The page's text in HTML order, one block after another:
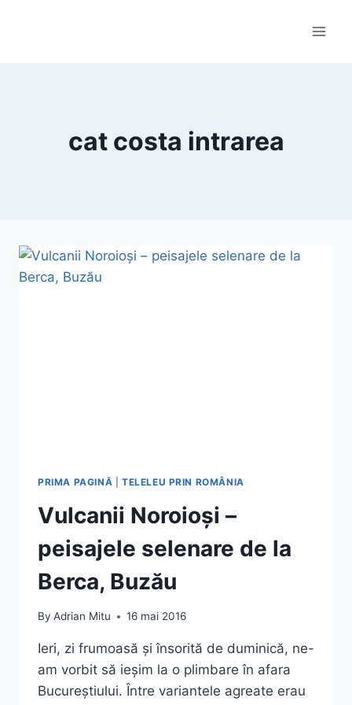
cat costa intrarea
PRIMA PAGINĂ TELELEU PRIN ROMÂNIA
Vulcanii Noroioși –
peisajele selenare de la
Berca, Buzău
By Adrian Mitu 16 mai 2016
Ieri, zi frumoasă și însorită de duminică, ne-
am vorbit să ieșim la o plimbare în afara
Bucureștiului. Între variantele agreate erau